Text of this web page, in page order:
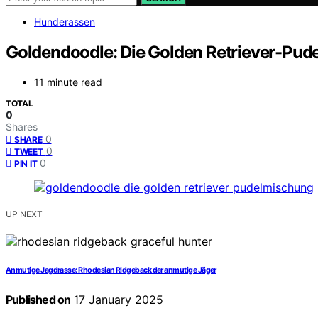
Hunderassen
Goldendoodle: Die Golden Retriever-
11 minute read
TOTAL
0
Shares
SHARE 0
TWEET 0
PIN IT 0
UP NEXT
Anmutige Jagdrasse: Rhodesian Ridgeback der anmutige Jäger
Published on 17 January 2025